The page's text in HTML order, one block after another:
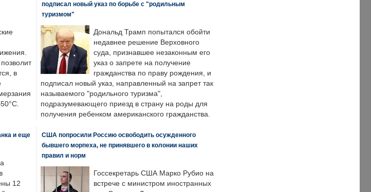
в
подписал новый указ по борьбе с "родильным
туризмом"
Дональд Трамп попытался обойти
недавнее решение Верховного
суда, признавшее незаконным его
указ о запрете на получение
гражданства по праву рождения, и
подписал новый указ, направленный на запрет так
называемого "родильного туризма",
подразумевающего приезд в страну на роды для
получения ребенком американского гражданства.
и еще
12
США попросили Россию освободить осужденного
бывшего морпеха, не принявшего в колонии наших
правил и норм
Госсекретарь США Марко Рубио на
встрече с министром иностранных